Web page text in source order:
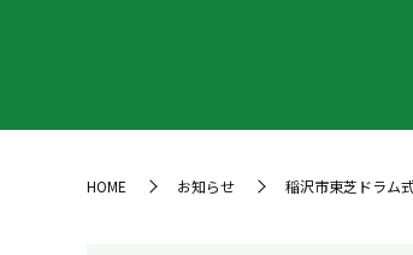
HOME お知らせ 稲沢市東芝ドラム